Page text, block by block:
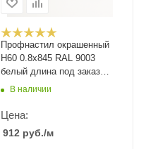
Профнастил окрашенный
Н60 0.8х845 RAL 9003
белый длина под заказ
арт.1123136
В наличии
Цена:
912 руб./м